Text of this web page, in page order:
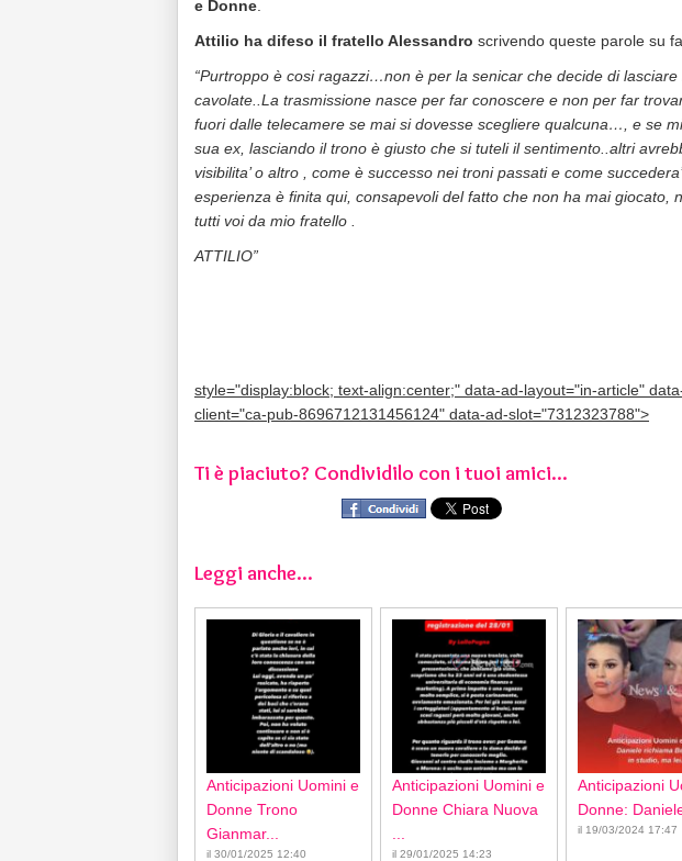
e Donne
Attilio ha difeso il fratello Alessandro scrivendo queste parole su
“Purtroppo è cosi ragazzi…non è per la senicar che decide di
cavolate..La trasmissione nasce per far conoscere e non per far
fuori dalle telecamere se mai si dovesse scegliere qualcuna…, e se
sua ex, lasciando il trono è giusto che si tuteli il sentimento..altri
visibilita’ o altro , come è successo nei troni passati e come
esperienza è finita qui, consapevoli del fatto che non ha mai giocato,
tutti voi da mio fratello .
ATTILIO”
style="display:block; text-align:center;" data-ad-layout="in-article"
client="ca-pub-8696712131456124" data-ad-slot="7312323788">
Ti è piaciuto? Condividilo con i tuoi amici...
Leggi anche...
Anticipazioni Uomini e
Donne Trono
Gianmar...
il 30/01/2025 12:40
Anticipazioni Uomini e
Donne Chiara Nuova
il 29/01/2025 14:23
Anticipazioni
Donne:
il 19/03/2024 17:47